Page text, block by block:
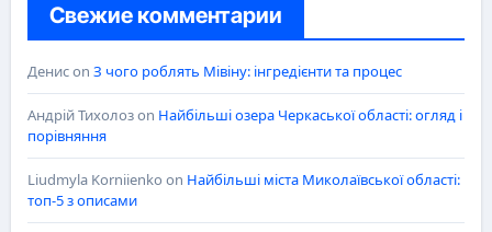
Свежие комментарии
Денисon З чого роблять Мівіну: інгредієнти та процес
Андрій Тихолозon Найбільші озера Черкаської області: огляд і
порівняння
Liudmyla Korniienko on Найбільші міста Миколаївської області:
топ-5 з описами